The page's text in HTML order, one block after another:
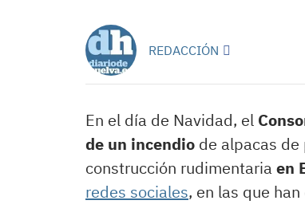
REDACCIÓN
En el día de Navidad, el
de un incendio de alpacas de
construcción rudimentaria en
redes sociales, en las que